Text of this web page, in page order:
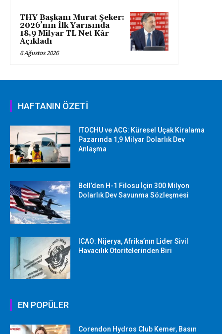
THY Başkanı Murat Şeker:
2026’nın İlk Yarısında
18,9 Milyar TL Net Kâr
Açıkladı
6 Ağustos 2026
HAFTANIN ÖZETİ
ITOCHU ve ACG: Küresel Uçak Kiralama
Pazarında 1,9 Milyar Dolarlık Dev
Anlaşma
Bell’den H-1 Filosu İçin 300 Milyon
Dolarlık Dev Savunma Sözleşmesi
ICAO: Nijerya, Afrika’nın Lider Sivil
Havacılık Otoritelerinden Biri
EN POPÜLER
Corendon Hydros Club Kemer, Basın